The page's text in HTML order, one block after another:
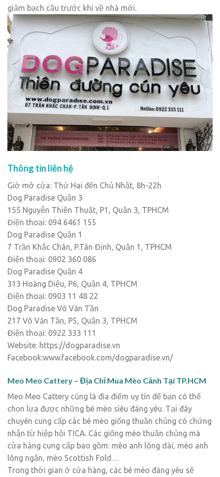
giảm bạch cầu trước khi về nhà mới.
Thông tin liên hệ
Giờ mở cửa: Thứ Hai đến Chủ Nhật, 8h-22h
Dog Paradise Quận 3
155 Nguyễn Thiện Thuật, P1, Quận 3, TPHCM
Điện thoại: 094 6461 155
Dog Paradise Quận 1
7 Trần Khắc Chân, P.Tân Định, Quận 1, TPHCM
Điện thoại: 0902 360 086
Dog Paradise Quận 4
313 Hoàng Diệu, P6, Quận 4, TPHCM
Điện thoại: 0903 11 48 22
Dog Paradise Võ Văn Tần
217 Võ Văn Tần, P5, Quận 3, TPHCM
Điện thoại: 0922 333 111
Website: https://dogparadise.vn
Facebook:www.facebook.com/dogparadise.vn/
Meo Meo Cattery – Địa Chỉ Mua Mèo Cảnh Tại TP.HCM
Meo Meo Cattery cũng là địa điểm uy tín để bạn có thể
chọn lựa được những bé mèo siêu đáng yêu. Tại đây
chuyên cung cấp các bé mèo giống thuần chủng có chứng
nhận từ hiệp hội TICA. Các giống mèo thuần chủng mà
cửa hàng cung cấp bao gồm: mèo anh lông dài, mèo anh
lông ngắn, mèo Scottish Fold…
Trong thời gian ở cửa hàng, các bé mèo đáng yêu sẽ